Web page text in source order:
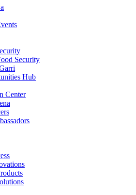
Security
Hub
Center